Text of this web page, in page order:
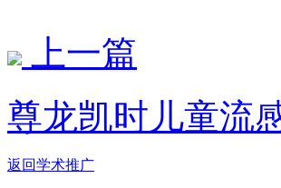
上一篇
尊龙凯时儿童流
返回学术推广